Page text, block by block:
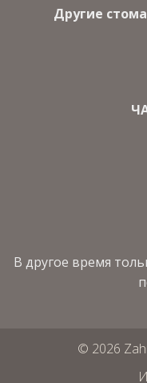
Другие
В другое время
© 2026